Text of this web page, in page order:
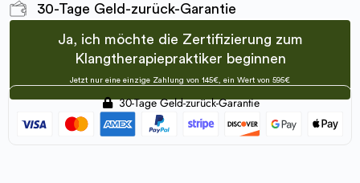
30-Tage Geld-zurück-Garantie
Ja, ich möchte die Zertifizierung zum
Klangtherapiepraktiker beginnen
Jetzt nur eine einzige Zahlung von 145€, ein Wert von 595€
30-Tage Geld-zurück-Garantie